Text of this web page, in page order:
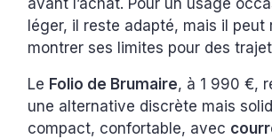
avant l’achat. Pour un usage
léger, il reste adapté, mais il peut
montrer ses limites pour des
Le Folio de Brumaire, à 1 990 €,
une alternative discrète mais
compact, confortable, avec